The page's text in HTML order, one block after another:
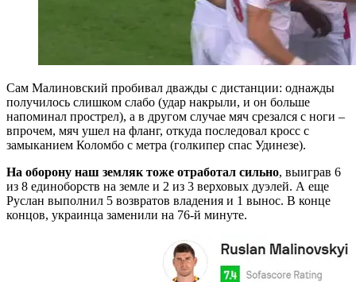
Сам Малиновский пробивал дважды с дистанции: однажды
получилось слишком слабо (удар накрыли, и он больше
напоминал прострел), а в другом случае мяч срезался с ноги –
впрочем, мяч ушел на фланг, откуда последовал кросс с
замыканием Коломбо с метра (голкипер спас Удинезе).
На оборону наш земляк тоже отработал сильно, выиграв 6
из 8 единоборств на земле и 2 из 3 верховых дуэлей. А еще
Руслан выполнил 5 возвратов владения и 1 вынос. В конце
концов, украинца заменили на 76-й минуте.